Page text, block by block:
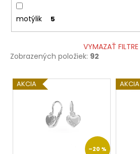
motýlik 5
VYMAZAŤ FILTRE
Zobrazených položiek: 92
V
ý
AKCIA
–20 %
AKCIA